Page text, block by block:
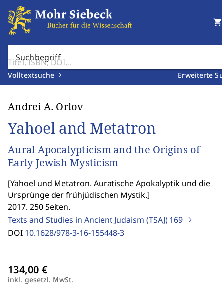
Suchbegriff
Volltextsuche Erweiterte
shopping_cart
Andrei A. Orlov
Yahoel and Metatron
Aural Apocalypticism and the Origins of
Early Jewish Mysticism
[Yahoel und Metatron. Auratische Apokalyptik und die
Ursprünge der frühjüdischen Mystik.]
2017. 250 Seiten.
Texts and Studies in Ancient Judaism (TSAJ) 169
DOI 10.1628/978-3-16-155448-3
inkl. gesetzl. MwSt.